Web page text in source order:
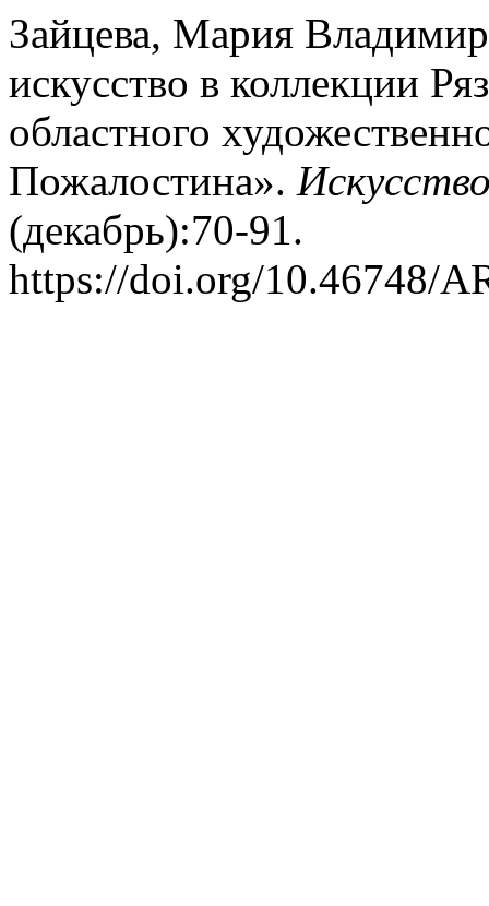
Зайцева, Мария
искусство в коллекции
областного
Пожалостина».
(декабрь):70-91.
https://doi.org/10.46748/